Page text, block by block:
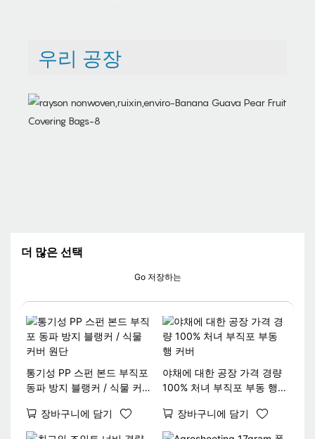
우리 공장
더 많은 선택
Go 저장하는
통기성 PP 스펀 본드 부직포
동파 방지 블랭커 / 식물 커버
장바구니에 담기
야채에 대한 공장 가격 경량
100% 처녀 부직포 부동 행
장바구니에 담기